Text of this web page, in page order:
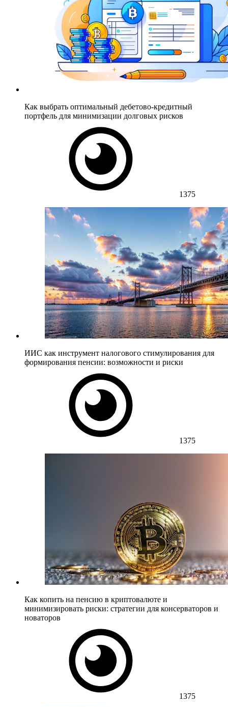
Как выбрать оптимальный дебетово-кредитный
портфель для минимизации долговых рисков
1375
ИИС как инструмент налогового стимулирования для
формирования пенсии: возможности и риски
1375
Как копить на пенсию в криптовалюте и
минимизировать риски: стратегии для консерваторов и
новаторов
1375